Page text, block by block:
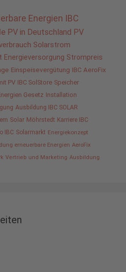
Energien IBC
PV in Deutschland PV
Solarstrom
Energieversorgung Strompreis
Einspeisevergütung IBC AeroFix
PV IBC SolStore Speicher
Gesetz Installation
Ausbildung IBC SOLAR
Solar Möhrstedt Karriere IBC
IBC Solarmarkt Energiekonzept
erneuerbare Energien AeroFix
Vertrieb und Marketing Ausbildung